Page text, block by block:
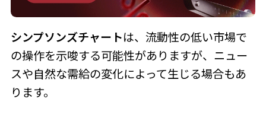
シンプソンズチャートは、流動性の低い市場で
の操作を示唆する可能性がありますが、ニュー
スや自然な需給の変化によって生じる場合もあ
ります。